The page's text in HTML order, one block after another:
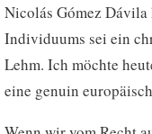
Nicolás Gómez Dávila
Individuums sei ein
Lehm. Ich möchte
eine genuin